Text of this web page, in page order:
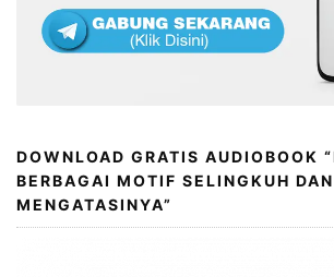
DOWNLOAD GRATIS AUDIOBOOK
BERBAGAI MOTIF SELINGKUH
MENGATASINYA”